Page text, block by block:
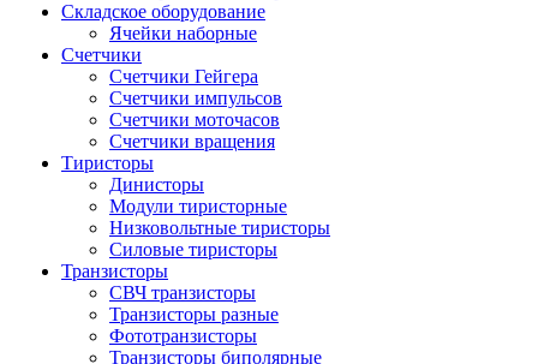
Складское оборудование
Ячейки наборные
Счетчики
Счетчики Гейгера
Счетчики импульсов
Счетчики моточасов
Счетчики вращения
Тиристоры
Динисторы
Модули тиристорные
Низковольтные тиристоры
Силовые тиристоры
Транзисторы
СВЧ транзисторы
Транзисторы разные
Фототранзисторы
Транзисторы биполярные